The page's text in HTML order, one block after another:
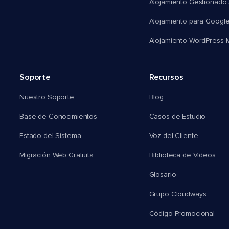
Alojamiento Gestionado
Alojamiento para
Alojamiento WordPress
Soporte
Nuestro Soporte
Base de Conocimientos
Estado del Sistema
Migración Web Gratuita
Recursos
Blog
Casos de Estudio
Voz del Cliente
Biblioteca de Videos
Glosario
Grupo Cloudways
Código Promocional